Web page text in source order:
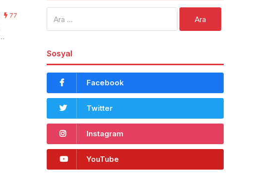
77
Sosyal
Facebook
Twitter
Instagram
YouTube